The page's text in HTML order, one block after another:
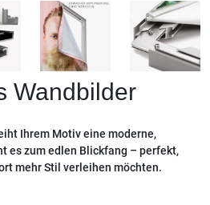
Wandbilder
Ihrem Motiv eine moderne,
es zum edlen Blickfang – perfekt,
mehr Stil verleihen möchten.